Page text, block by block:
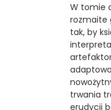
W tomie
rozmaite
tak, by
trwania
erudycji